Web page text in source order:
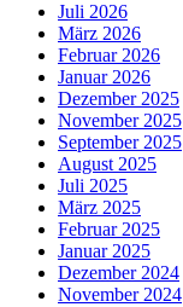
Juli 2026
März 2026
Februar 2026
Januar 2026
Dezember 2025
November 2025
September 2025
August 2025
Juli 2025
März 2025
Februar 2025
Januar 2025
Dezember 2024
November 2024